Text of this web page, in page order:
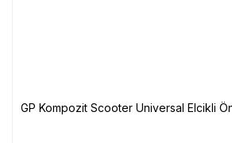
GP Kompozit Scooter Universal Elcikli